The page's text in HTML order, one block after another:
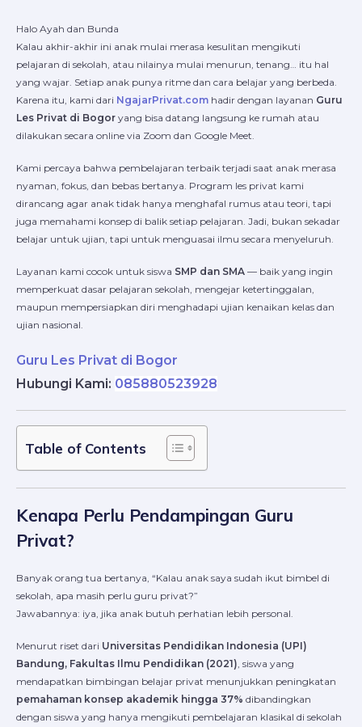
Halo Ayah dan Bunda
Kalau akhir-akhir ini anak mulai merasa kesulitan mengikuti
pelajaran di sekolah, atau nilainya mulai menurun, tenang… itu hal
yang wajar. Setiap anak punya ritme dan cara belajar yang berbeda.
Karena itu, kami dari NgajarPrivat.com hadir dengan layanan Guru
Les Privat di Bogor yang bisa datang langsung ke rumah atau
dilakukan secara online via Zoom dan Google Meet.
Kami percaya bahwa pembelajaran terbaik terjadi saat anak merasa
nyaman, fokus, dan bebas bertanya. Program les privat kami
dirancang agar anak tidak hanya menghafal rumus atau teori, tapi
juga memahami konsep di balik setiap pelajaran. Jadi, bukan sekadar
belajar untuk ujian, tapi untuk menguasai ilmu secara menyeluruh.
Layanan kami cocok untuk siswa SMP dan SMA — baik yang ingin
memperkuat dasar pelajaran sekolah, mengejar ketertinggalan,
maupun mempersiapkan diri menghadapi ujian kenaikan kelas dan
ujian nasional.
Guru Les Privat di Bogor
Hubungi Kami: 085880523928
Table of Contents
Kenapa Perlu Pendampingan Guru
Privat?
Banyak orang tua bertanya, “Kalau anak saya sudah ikut bimbel di
sekolah, apa masih perlu guru privat?”
Jawabannya: iya, jika anak butuh perhatian lebih personal.
Menurut riset dari Universitas Pendidikan Indonesia (UPI)
Bandung, Fakultas Ilmu Pendidikan (2021) , siswa yang
mendapatkan bimbingan belajar privat menunjukkan peningkatan
pemahaman konsep akademik hingga 37% dibandingkan
dengan siswa yang hanya mengikuti pembelajaran klasikal di sekolah